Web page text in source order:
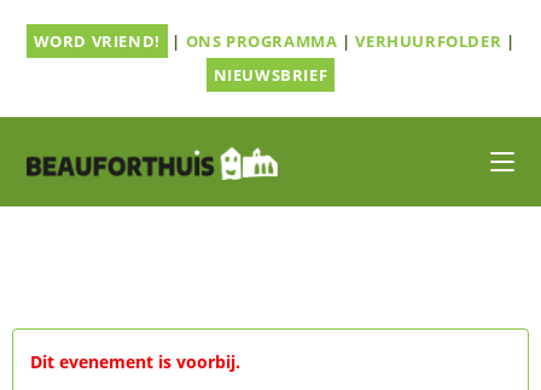
naarWORD VRIEND! | ONS PROGRAMMA |VERHUURFOLDER |
NIEUWSBRIEF
Dit evenement is voorbij.